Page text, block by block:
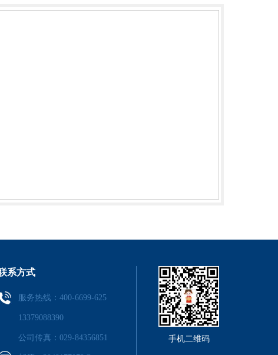
系方式
服务热线：400-6699-625
13379088390
公司传真：029-84356851 手机二维码